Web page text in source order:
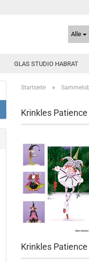
Alle
GLAS STUDIO HABRAT
Startseite »
Krinkles
Krinkles